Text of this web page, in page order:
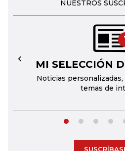
NUESTROS
MI SELECCIÓN
Noticias personalizadas,
temas de
←